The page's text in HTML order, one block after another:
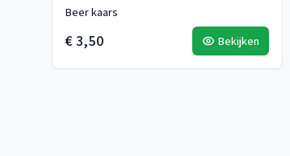
Beer kaars
€ 3,50 Bekijken